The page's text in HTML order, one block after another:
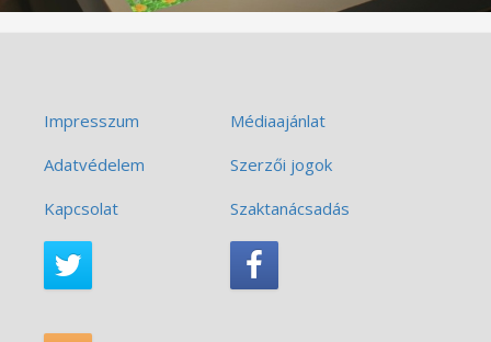
Impresszum
Médiaajánlat
Adatvédelem
Szerzői jogok
Kapcsolat
Szaktanácsadás